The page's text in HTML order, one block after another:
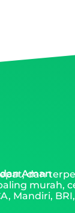
Aman
dan
murah,
Mandiri,